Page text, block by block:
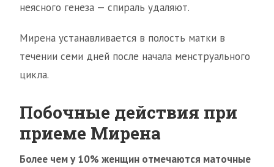
неясного генеза — спираль удаляют.
Мирена устанавливается в полость матки в
течении семи дней после начала менструального
цикла.
Побочные действия при
приеме Мирена
Более чем у 10% женщин отмечаются маточные